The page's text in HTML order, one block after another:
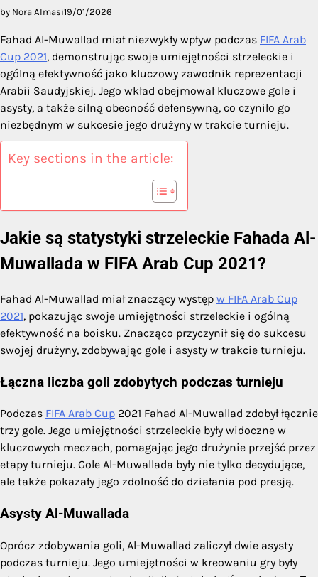
by Nora Almasi19/01/2026
Fahad Al-Muwallad miał niezwykły wpływ podczas FIFA Arab
Cup 2021, demonstrując swoje umiejętności strzeleckie i
ogólną efektywność jako kluczowy zawodnik reprezentacji
Arabii Saudyjskiej. Jego wkład obejmował kluczowe gole i
asysty, a także silną obecność defensywną, co czyniło go
niezbędnym w sukcesie jego drużyny w trakcie turnieju.
Key sections in the article:
Jakie są statystyki strzeleckie Fahada Al-
Muwallada w FIFA Arab Cup 2021?
Fahad Al-Muwallad miał znaczący występ w FIFA Arab Cup
2021, pokazując swoje umiejętności strzeleckie i ogólną
efektywność na boisku. Znacząco przyczynił się do sukcesu
swojej drużyny, zdobywając gole i asysty w trakcie turnieju.
Łączna liczba goli zdobytych podczas turnieju
Podczas FIFA Arab Cup 2021 Fahad Al-Muwallad zdobył łącznie
trzy gole. Jego umiejętności strzeleckie były widoczne w
kluczowych meczach, pomagając jego drużynie przejść przez
etapy turnieju. Gole Al-Muwallada były nie tylko decydujące,
ale także pokazały jego zdolność do działania pod presją.
Asysty Al-Muwallada
Oprócz zdobywania goli, Al-Muwallad zaliczył dwie asysty
podczas turnieju. Jego umiejętności w kreowaniu gry były